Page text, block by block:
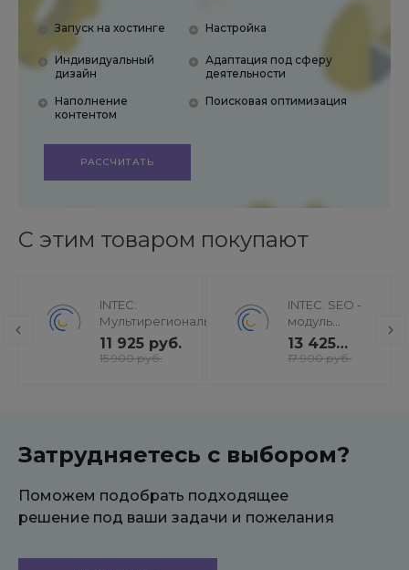
Запуск на хостинге
Индивидуальный
дизайн
Наполнение
контентом
Настройка
Адаптация под сферу
деятельности
Поисковая оптимизация
РАССЧИТАТЬ
С этим товаром покупают
INTEC:
Мультирегиональность
- региональная сеть
вашего сайта с
11 925 руб.
15 900 руб.
INTEC. SEO -
модуль
поисковой
оптимизации:
13 425
руб.
17 900 руб.
Затрудняетесь с выбором?
Поможем подобрать подходящее
решение под ваши задачи и пожелания